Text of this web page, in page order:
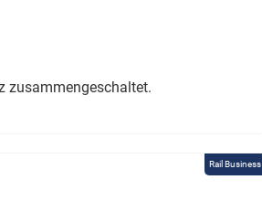
zusammengeschaltet.
Rail Business